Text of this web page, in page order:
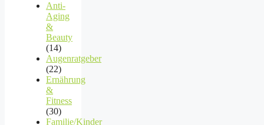
Anti-
Aging
&
Beauty
(14)
Augenratgeber
(22)
Ernährung
&
Fitness
(30)
Familie/Kinder